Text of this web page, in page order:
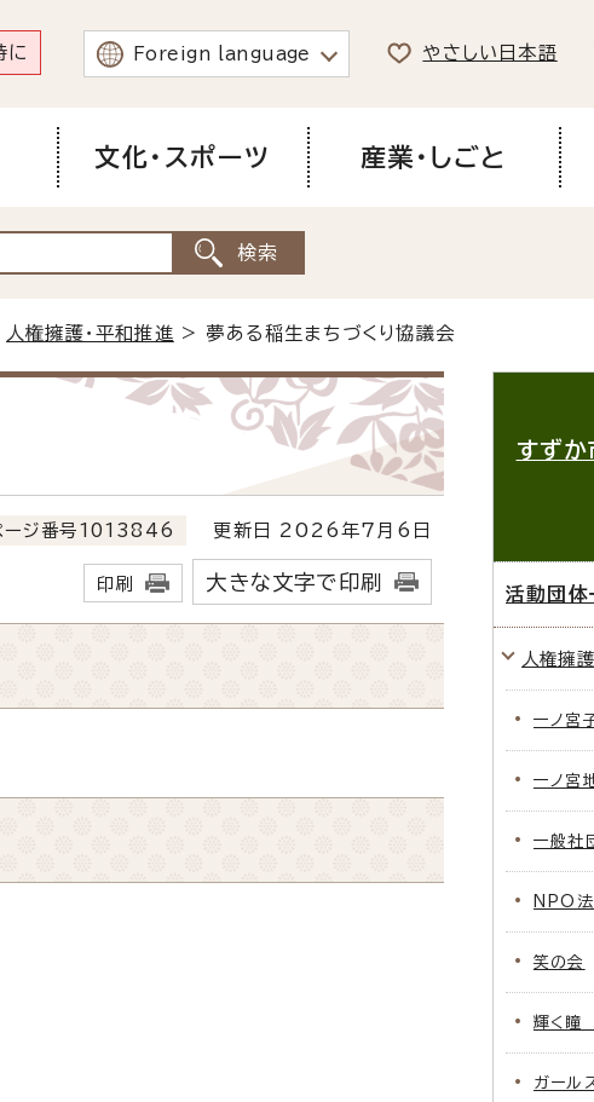
に Foreign language やさしい日本語
文化・スポーツ 産業・しごと
人権擁護・平和推進 > 夢ある稲生まちづくり協議会
ージ番号1013846 更新日 2026年7月6日
印刷 大きな文字で印刷
すず
活動団体
人権擁
一ノ宮
一ノ宮
一般社
NPO
笑の会
輝く瞳
ガール